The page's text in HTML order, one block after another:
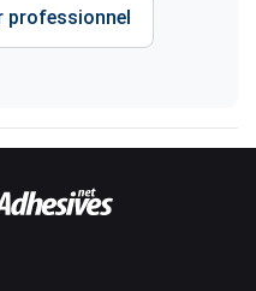
professionnel